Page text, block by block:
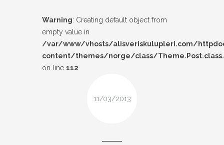
Warning: Creating default object from
empty value in
/var/www/vhosts/alisveriskulupleri.com/
content/themes/norge/class/
on line 112
11/03/2013